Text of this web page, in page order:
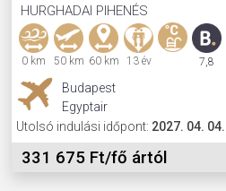
HURGHADAI PIHENÉS
0 km 50 km 60 km 13 év 7,8
Budapest
Egyptair
Utolsó indulási időpont: 2027. 04. 04.
331 675 Ft/fő ártól